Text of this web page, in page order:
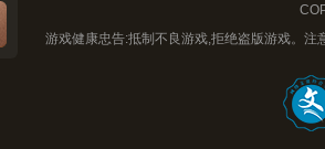
游戏健康忠告:抵制不良游戏,拒绝盗版游戏。